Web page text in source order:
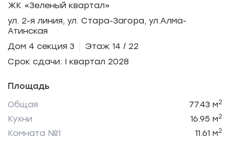
ЖК «Зеленый квартал»
ул. 2-я линия, ул. Стара-Загора, ул.Алма-
Атинская
Дом 4 секция 3
Этаж 14 / 22
Срок сдачи: I квартал 2028
Площадь
Общая
77.43 м2
Кухни 16.95 м2
Комната №1 11.61 м2